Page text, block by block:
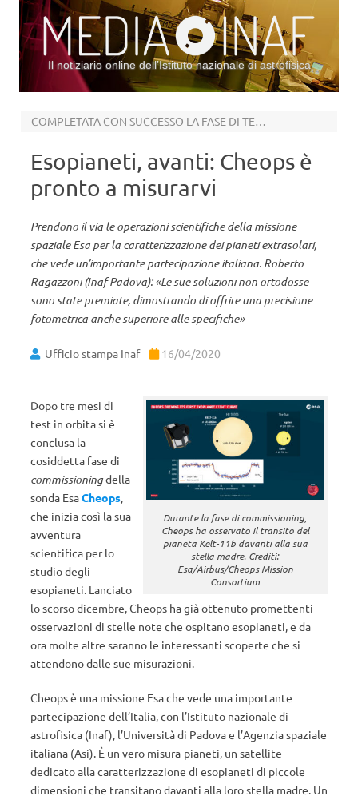
Il notiziario online dell’Istituto nazionale di astrofisica
COMPLETATA CON SUCCESSO LA FASE DI TEST IN ORBITA
Esopianeti, avanti: Cheops è
pronto a misurarvi
Prendono il via le operazioni scientifiche della missione
spaziale Esa per la caratterizzazione dei pianeti extrasolari,
che vede un’importante partecipazione italiana. Roberto
Ragazzoni (Inaf Padova): «Le sue soluzioni non ortodosse
sono state premiate, dimostrando di offrire una precisione
fotometrica anche superiore alle specifiche»
Ufficio stampa Inaf 16/04/2020
Durante la fase di commissioning,
Cheops ha osservato il transito del
pianeta Kelt-11b davanti alla sua
stella madre. Crediti:
Esa/Airbus/Cheops Mission
Consortium
Dopo tre mesi di
test in orbita si è
conclusa la
cosiddetta fase di
commissioningdella
sonda EsaCheops,
che inizia così la sua
avventura
scientifica per lo
studio degli
esopianeti. Lanciato
lo scorso dicembre, Cheops ha già ottenuto promettenti
osservazioni di stelle note che ospitano esopianeti, e da
ora molte altre saranno le interessanti scoperte che si
attendono dalle sue misurazioni.
Cheops è una missione Esa che vede una importante
partecipazione dell’Italia, con l’Istituto nazionale di
astrofisica (Inaf), l’Università di Padova e l’Agenzia spaziale
italiana (Asi). È un vero misura-pianeti, un satellite
dedicato alla caratterizzazione di esopianeti di piccole
dimensioni che transitano davanti alla loro stella madre. Un